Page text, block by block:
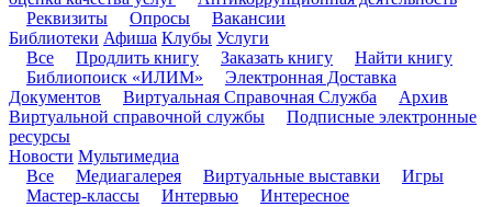
Реквизиты
Опросы
Вакансии
Библиотеки Афиша Клубы Услуги
Все
Продлить книгу Заказать книгу
Найти книгу
Библиопоиск «ИЛИМ»
Электронная Доставка
Документов
Виртуальная Справочная Служба
Архив
Виртуальной справочной службы
Подписные электронные
ресурсы
Новости Мультимедиа
Все
Медиагалерея Виртуальные выставки
Игры
Мастер-классы
Интервью
Интересное